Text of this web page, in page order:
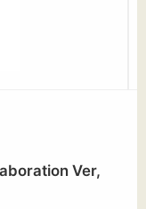
Ver,